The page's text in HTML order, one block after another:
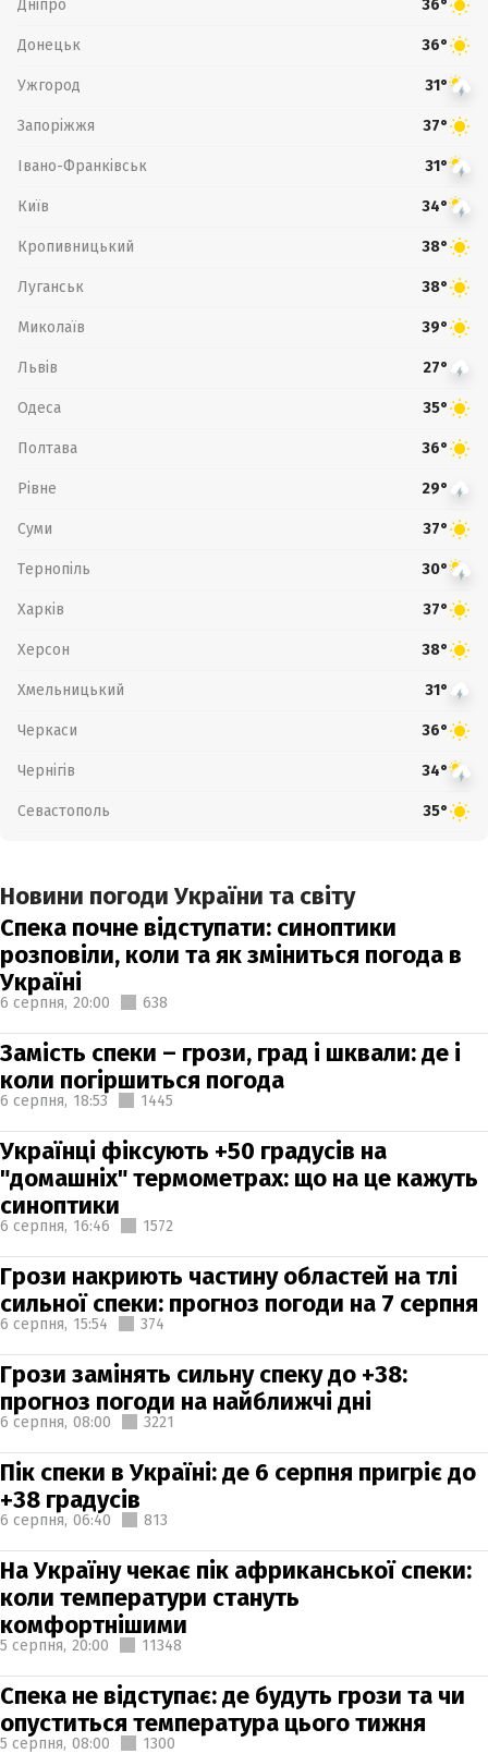
Дніпро 36°
Донецьк 36°
Ужгород 31°
Запоріжжя 37°
Івано-Франківськ 31°
Київ 34°
Кропивницький 38°
Луганськ 38°
Миколаїв 39°
Львів 27°
Одеса 35°
Полтава 36°
Рівне 29°
Суми 37°
Тернопіль 30°
Харків 37°
Херсон 38°
Хмельницький 31°
Черкаси 36°
Чернігів 34°
Севастополь 35°
Новини погоди України та світу
Спека почне відступати: синоптики
розповіли, коли та як зміниться погода в
Україні
6 серпня, 20:00 638
Замість спеки – грози, град і шквали: де і
коли погіршиться погода
6 серпня, 18:53 1445
Українці фіксують +50 градусів на
"домашніх" термометрах: що на це кажуть
синоптики
6 серпня, 16:46 1572
Грози накриють частину областей на тлі
сильної спеки: прогноз погоди на 7 серпня
6 серпня, 15:54 374
Грози замінять сильну спеку до +38:
прогноз погоди на найближчі дні
6 серпня, 08:00 3221
Пік спеки в Україні: де 6 серпня пригріє до
+38 градусів
6 серпня, 06:40 813
На Україну чекає пік африканської спеки:
коли температури стануть
комфортнішими
5 серпня, 20:00 11348
Спека не відступає: де будуть грози та чи
опуститься температура цього тижня
5 серпня, 08:00 1300